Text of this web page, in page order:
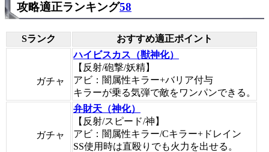
攻略適正ランキング58
Sランク おすすめ適正ポイント
ガチャ
ハイビスカス（獣神化）
【反射/砲撃/妖精】
アビ：闇属性キラー+バリア付与
キラーが乗る気弾で敵をワンパンできる。
ガチャ
弁財天（神化）
【反射/スピード/神】
アビ：闇属性キラー/Cキラー+ドレイン
SS使用時は直殴りでも火力を出せる。